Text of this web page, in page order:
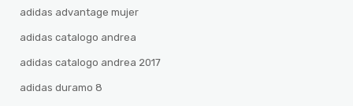
adidas advantage mujer
adidas catalogo andrea
adidas catalogo andrea 2017
adidas duramo 8